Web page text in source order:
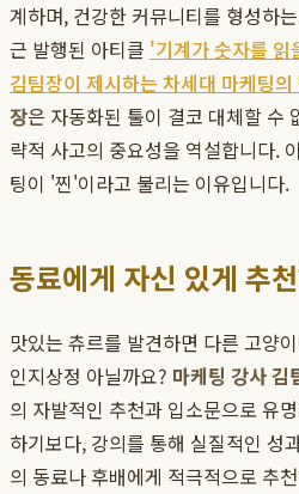
계하며, 건강한 커뮤니티를 형성하
근 발행된 아티클 '기계가 숫자를 읽
김팀장이 제시하는 차세대 마케팅
장은 자동화된 툴이 결코 대체할 수
략적 사고의 중요성을 역설합니다.
팅이 '찐'이라고 불리는 이유입니다.
동료에게 자신 있게 추
맛있는 츄르를 발견하면 다른 고양
인지상정 아닐까요? 마케팅 강사 김
의 자발적인 추천과 입소문으로 유
하기보다, 강의를 통해 실질적인 성
의 동료나 후배에게 적극적으로 추